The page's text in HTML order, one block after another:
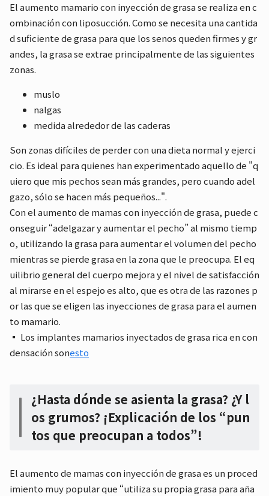
El aumento mamario con inyección de grasa se realiza en c
ombinación con liposucción. Como se necesita una cantida
d suficiente de grasa para que los senos queden firmes y gr
andes, la grasa se extrae principalmente de las siguientes
zonas.
muslo
nalgas
medida alrededor de las caderas
Son zonas difíciles de perder con una dieta normal y ejerci
cio. Es ideal para quienes han experimentado aquello de "q
uiero que mis pechos sean más grandes, pero cuando adel
gazo, sólo se hacen más pequeños...".
Con el aumento de mamas con inyección de grasa, puede c
onseguir “adelgazar y aumentar el pecho” al mismo tiemp
o, utilizando la grasa para aumentar el volumen del pecho
mientras se pierde grasa en la zona que le preocupa. El eq
uilibrio general del cuerpo mejora y el nivel de satisfacción
al mirarse en el espejo es alto, que es otra de las razones p
or las que se eligen las inyecciones de grasa para el aumen
to mamario.
▪ Los implantes mamarios inyectados de grasa rica en con
densación sonesto
¿Hasta dónde se asienta la grasa? ¿Y l
os grumos? ¡Explicación de los “pun
tos que preocupan a todos”!
El aumento de mamas con inyección de grasa es un proced
imiento muy popular que “utiliza su propia grasa para aña